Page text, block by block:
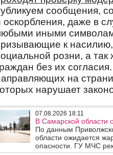
07.08.2026 18:11
В Самарской области
По данным
области ожидается
опасности. ГУ МЧС